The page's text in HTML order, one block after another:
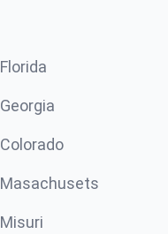
Florida
Georgia
Colorado
Masachusets
Misuri